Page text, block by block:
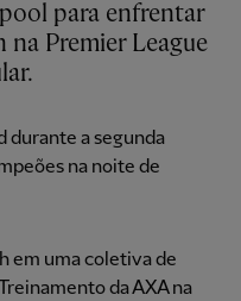
para enfrentar
Premier League
durante a segunda
na noite de
em uma coletiva de
da AXA na